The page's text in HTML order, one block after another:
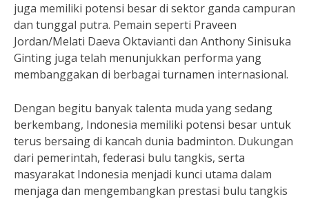
juga memiliki potensi besar di sektor ganda campuran
dan tunggal putra. Pemain seperti Praveen
Jordan/Melati Daeva Oktavianti dan Anthony Sinisuka
Ginting juga telah menunjukkan performa yang
membanggakan di berbagai turnamen internasional.
Dengan begitu banyak talenta muda yang sedang
berkembang, Indonesia memiliki potensi besar untuk
terus bersaing di kancah dunia badminton. Dukungan
dari pemerintah, federasi bulu tangkis, serta
masyarakat Indonesia menjadi kunci utama dalam
menjaga dan mengembangkan prestasi bulu tangkis